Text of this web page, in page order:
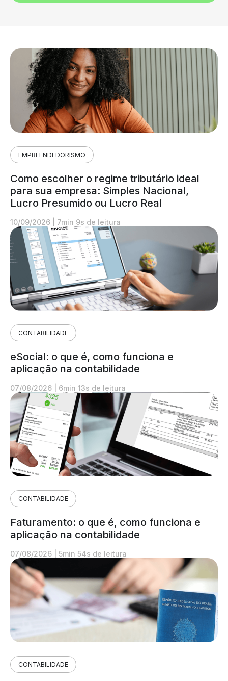
EMPREENDEDORISMO
Como escolher o regime tributário ideal
para sua empresa: Simples Nacional,
Lucro Presumido ou Lucro Real
10/09/2026 7min 9s de leitura
CONTABILIDADE
eSocial: o que é, como funciona e
aplicação na contabilidade
07/08/2026 6min 13s de leitura
CONTABILIDADE
Faturamento: o que é, como funciona e
aplicação na contabilidade
07/08/2026 5min 54s de leitura
CONTABILIDADE